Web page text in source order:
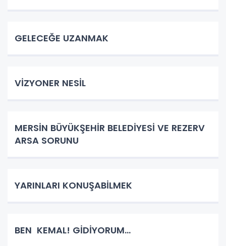
GELECEĞE UZANMAK
VİZYONER NESİL
MERSİN BÜYÜKŞEHİR BELEDİYESİ VE REZERV
ARSA SORUNU
YARINLARI KONUŞABİLMEK
BEN KEMAL! GİDİYORUM…